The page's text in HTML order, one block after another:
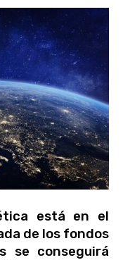
está en el
de los fondos
se conseguirá